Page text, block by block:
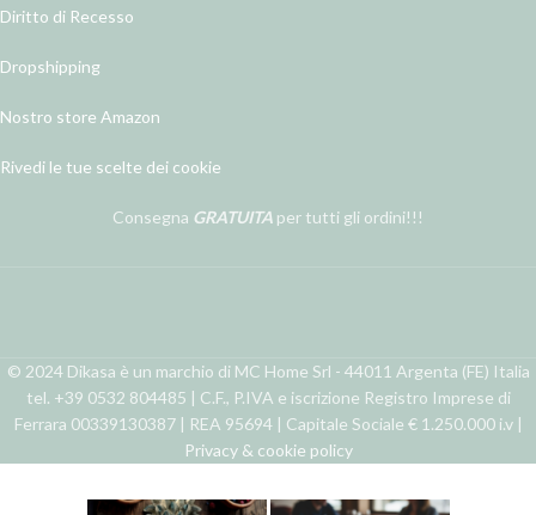
Diritto di Recesso
Dropshipping
Nostro store Amazon
Rivedi le tue scelte dei cookie
Consegna GRATUITA per tutti gli ordini!!!
© 2024 Dikasa è un marchio di MC Home Srl - 44011 Argenta (FE) Italia
tel. +39 0532 804485 | C.F., P.IVA e iscrizione Registro Imprese di
Ferrara 00339130387 | REA 95694 | Capitale Sociale € 1.250.000 i.v |
Privacy & cookie policy